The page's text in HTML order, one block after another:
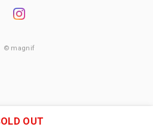
© magnif
OUT